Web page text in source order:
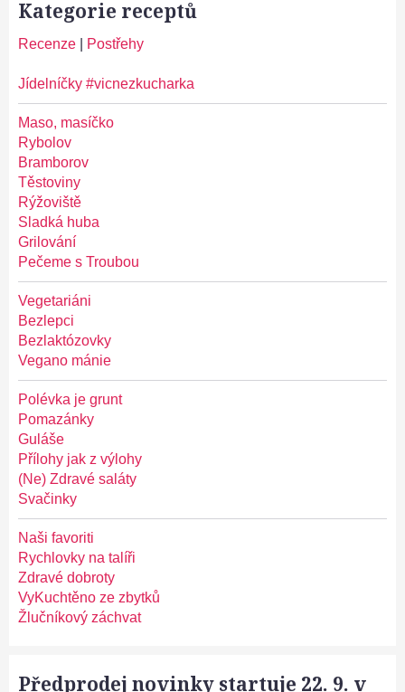
Kategorie receptů
Recenze Postřehy
Jídelníčky #vicnezkucharka
Maso, masíčko
Rybolov
Bramborov
Těstoviny
Rýžoviště
Sladká huba
Grilování
Pečeme s Troubou
Vegetariáni
Bezlepci
Bezlaktózovky
Vegano mánie
Polévka je grunt
Pomazánky
Guláše
Přílohy jak z výlohy
(Ne) Zdravé saláty
Svačinky
Naši favoriti
Rychlovky na talíři
Zdravé dobroty
VyKuchtěno ze zbytků
Žlučníkový záchvat
Předprodej novinky startuje 22. 9. v